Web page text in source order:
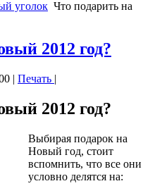
уголок Что подарить на
2012 год?
| Печать |
2012 год?
Выбирая подарок на
Новый год, стоит
вспомнить, что все они
условно делятся на: